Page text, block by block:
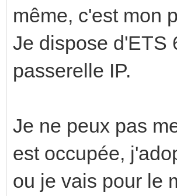
même, c'est mon
Je dispose d'ETS
passerelle IP.
Je ne peux pas
est occupée,
ou je vais pour le